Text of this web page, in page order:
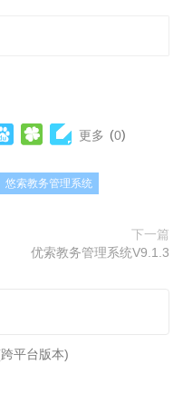
更多 (0)
悠索教务管理系统
下一篇
优索教务管理系统V9.1.3
平台版本)